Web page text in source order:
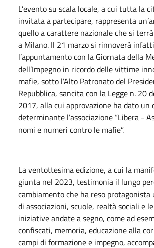
L’evento su scala locale, a cui tutta la
invitata a partecipare, rappresenta
quello a carattere nazionale che si
a Milano. Il 21 marzo si rinnoverà infatti
l’appuntamento con la Giornata della
dell’Impegno in ricordo delle vittime
mafie, sotto l’Alto Patronato del
Repubblica, sancita con la Legge n. 20
2017, alla cui approvazione ha dato
determinante l’associazione “Libera -
nomi e numeri contro le mafie”.
La ventottesima edizione, a cui la
giunta nel 2023, testimonia il lungo
cambiamento che ha reso
di associazioni, scuole, realtà sociali e
iniziative andate a segno, come ad
confiscati, memoria, educazione alla
campi di formazione e impegno,